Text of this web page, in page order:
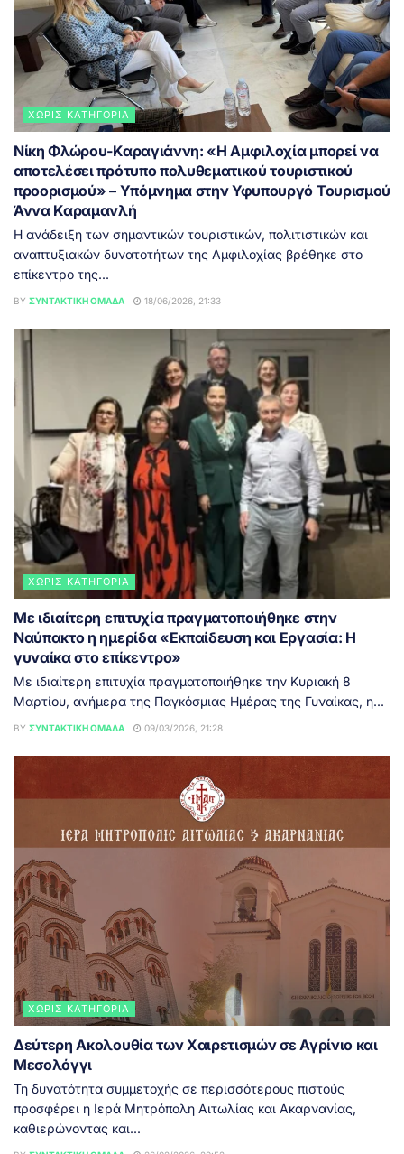
ΧΩΡΊΣ ΚΑΤΗΓΟΡΊΑ
Νίκη Φλώρου-Καραγιάννη: «Η Αμφιλοχία μπορεί να
αποτελέσει πρότυπο πολυθεματικού τουριστικού
προορισμού» – Υπόμνημα στην Υφυπουργό Τουρισμού
Άννα Καραμανλή
Η ανάδειξη των σημαντικών τουριστικών, πολιτιστικών και
αναπτυξιακών δυνατοτήτων της Αμφιλοχίας βρέθηκε στο
επίκεντρο της...
BY ΣΥΝΤΑΚΤΙΚΉ ΟΜΆΔΑ 18/06/2026, 21:33
ΧΩΡΊΣ ΚΑΤΗΓΟΡΊΑ
Με ιδιαίτερη επιτυχία πραγματοποιήθηκε στην
Ναύπακτο η ημερίδα «Εκπαίδευση και Εργασία: Η
γυναίκα στο επίκεντρο»
Με ιδιαίτερη επιτυχία πραγματοποιήθηκε την Κυριακή 8
Μαρτίου, ανήμερα της Παγκόσμιας Ημέρας της Γυναίκας, η...
BY ΣΥΝΤΑΚΤΙΚΉ ΟΜΆΔΑ 09/03/2026, 21:28
ΧΩΡΊΣ ΚΑΤΗΓΟΡΊΑ
Δεύτερη Ακολουθία των Χαιρετισμών σε Αγρίνιο και
Μεσολόγγι
Τη δυνατότητα συμμετοχής σε περισσότερους πιστούς
προσφέρει η Ιερά Μητρόπολη Αιτωλίας και Ακαρνανίας,
καθιερώνοντας και...